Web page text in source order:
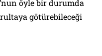
öyle bir durumda
götürebileceği